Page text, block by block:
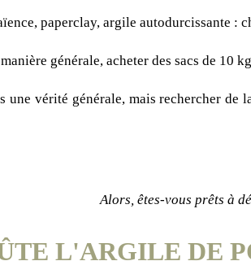
paperclay, argile autodurcissante :
générale, acheter des sacs de 10
une vérité générale, mais rechercher
Alors, êtes-vous prêts à
L'ARGILE DE